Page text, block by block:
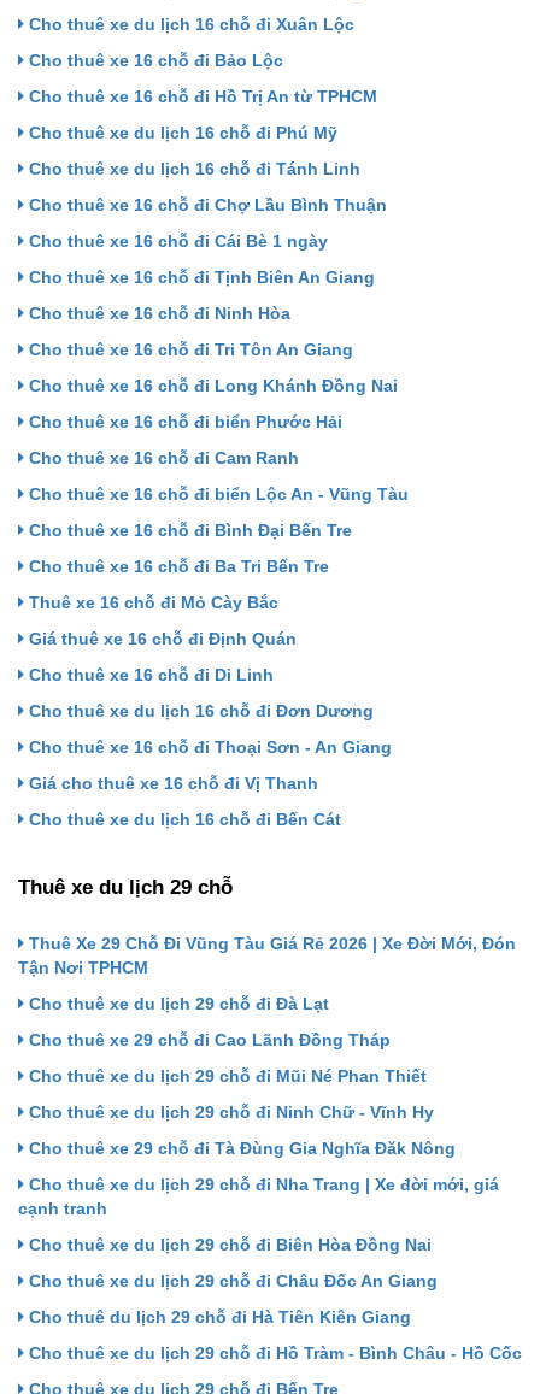
Cho thuê xe du lịch 16 chỗ đi Xuân Lộc
Cho thuê xe 16 chỗ đi Bảo Lộc
Cho thuê xe 16 chỗ đi Hồ Trị An từ TPHCM
Cho thuê xe du lịch 16 chỗ đi Phú Mỹ
Cho thuê xe du lịch 16 chỗ đi Tánh Linh
Cho thuê xe 16 chỗ đi Chợ Lầu Bình Thuận
Cho thuê xe 16 chỗ đi Cái Bè 1 ngày
Cho thuê xe 16 chỗ đi Tịnh Biên An Giang
Cho thuê xe 16 chỗ đi Ninh Hòa
Cho thuê xe 16 chỗ đi Tri Tôn An Giang
Cho thuê xe 16 chỗ đi Long Khánh Đồng Nai
Cho thuê xe 16 chỗ đi biển Phước Hải
Cho thuê xe 16 chỗ đi Cam Ranh
Cho thuê xe 16 chỗ đi biển Lộc An - Vũng Tàu
Cho thuê xe 16 chỗ đi Bình Đại Bến Tre
Cho thuê xe 16 chỗ đi Ba Tri Bến Tre
Thuê xe 16 chỗ đi Mỏ Cày Bắc
Giá thuê xe 16 chỗ đi Định Quán
Cho thuê xe 16 chỗ đi Di Linh
Cho thuê xe du lịch 16 chỗ đi Đơn Dương
Cho thuê xe 16 chỗ đi Thoại Sơn - An Giang
Giá cho thuê xe 16 chỗ đi Vị Thanh
Cho thuê xe du lịch 16 chỗ đi Bến Cát
Thuê xe du lịch 29 chỗ
Thuê Xe 29 Chỗ Đi Vũng Tàu Giá Rẻ 2026 | Xe Đời Mới, Đón
Tận Nơi TPHCM
Cho thuê xe du lịch 29 chỗ đi Đà Lạt
Cho thuê xe 29 chỗ đi Cao Lãnh Đồng Tháp
Cho thuê xe du lịch 29 chỗ đi Mũi Né Phan Thiết
Cho thuê xe du lịch 29 chỗ đi Ninh Chữ - Vĩnh Hy
Cho thuê xe 29 chỗ đi Tà Đùng Gia Nghĩa Đăk Nông
Cho thuê xe du lịch 29 chỗ đi Nha Trang | Xe đời mới, giá
cạnh tranh
Cho thuê xe du lịch 29 chỗ đi Biên Hòa Đồng Nai
Cho thuê xe du lịch 29 chỗ đi Châu Đốc An Giang
Cho thuê du lịch 29 chỗ đi Hà Tiên Kiên Giang
Cho thuê xe du lịch 29 chỗ đi Hồ Tràm - Bình Châu - Hồ Cốc
Cho thuê xe du lịch 29 chỗ đi Bến Tre